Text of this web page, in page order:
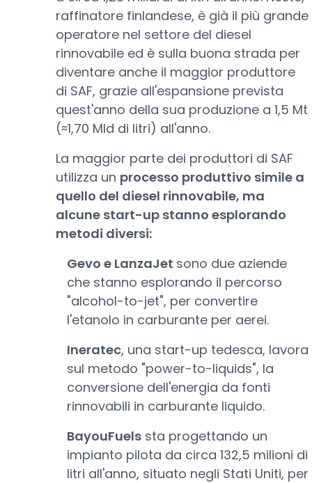
raffinatore finlandese, è già il più grande
operatore nel settore del diesel
rinnovabile ed è sulla buona strada per
diventare anche il maggior produttore
di SAF, grazie all'espansione prevista
quest'anno della sua produzione a 1,5 Mt
(≈1,70 Mld di litri) all'anno.
La maggior parte dei produttori di SAF
utilizza un processo produttivo simile a
quello del diesel rinnovabile, ma
alcune start-up stanno esplorando
metodi diversi:
Gevo e LanzaJet sono due aziende
che stanno esplorando il percorso
"alcohol-to-jet", per convertire
l'etanolo in carburante per aerei.
Ineratec, una start-up tedesca, lavora
sul metodo "power-to-liquids", la
conversione dell'energia da fonti
rinnovabili in carburante liquido.
BayouFuels sta progettando un
impianto pilota da circa 132,5 milioni di
litri all'anno, situato negli Stati Uniti, per